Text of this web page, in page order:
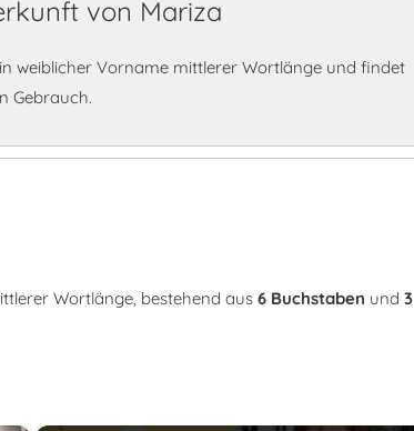
von Mariza
weiblicher Vorname mittlerer Wortlänge und findet
Gebrauch.
Wortlänge, bestehend aus 6 Buchstaben und 3